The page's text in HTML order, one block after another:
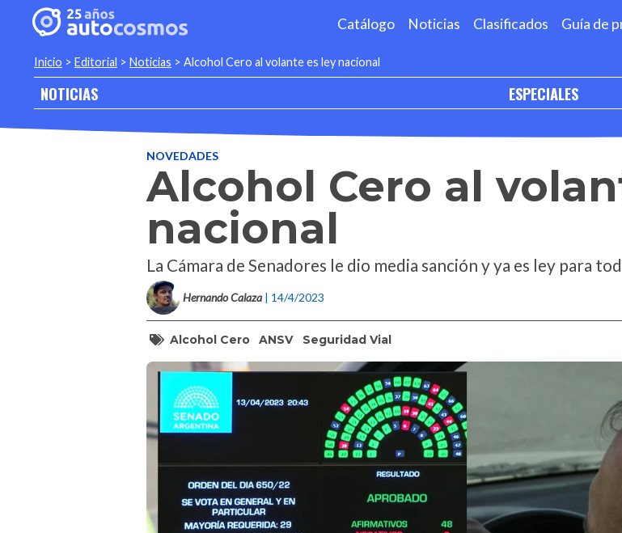
Catálogo Noticias Clasificados Guía de
Inicio > Editorial > Noticias > Alcohol Cero al volante es ley nacional
NOTICIAS ESPECIALES
NOVEDADES
Alcohol Cero al
nacional
La Cámara de Senadores le dio media sanción y ya es ley para
Hernando Calaza | 14/4/2023
Alcohol Cero ANSV Seguridad Vial